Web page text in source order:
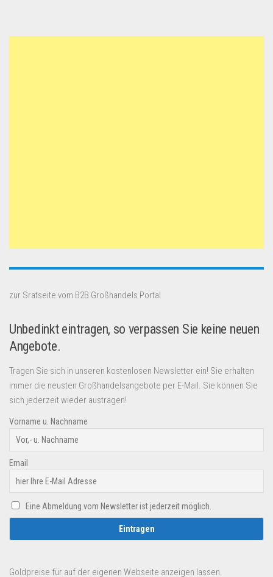
zur Sratseite vom B2B Großhandels Portal
Unbedinkt eintragen, so verpassen Sie keine neuen
Angebote.
Tragen Sie sich in unseren kostenlosen Newsletter ein! Sie erhalten
immer die neusten Großhandelsangebote per E-Mail. Sie können Sie
sich jederzeit wieder austragen!
Vorname u. Nachname
Email
Eine Abmeldung vom Newsletter ist jederzeit möglich.
Goldpreise für auf der eigenen Webseite anzeigen lassen.